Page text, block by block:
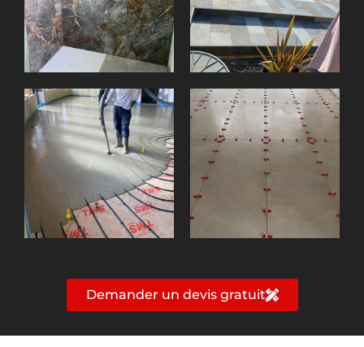
Demander un devis gratuit